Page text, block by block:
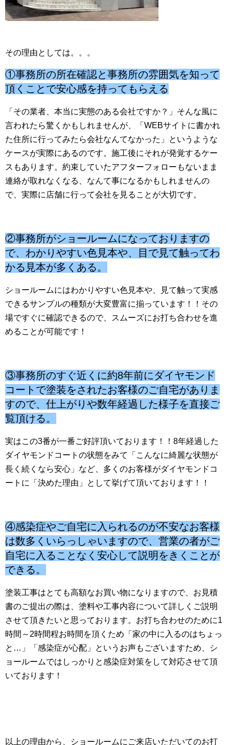
その理由としては。。。
①事務所の所在確認と事務所の雰囲気を知って
頂くことで安心感を持ってもらえる
「その業者、本当に実態のある会社ですか？」そんな風に
言われたら驚くかもしれませんが、「WEBサイトに書かれ
た住所に行ってみたら会社なんてなかった」というような
ケースが実際にあるのです。施工後にそれが発覚するケー
スもあります。約束していたアフターフォローもないまま
連絡が取れなくなる、なんて事になるかもしれませんの
で、実際に店舗に行って会社を見ることが大切です。
②事務所がショールームになっておりますの
で、わかりやすい色見本や、目で見て触ってわ
かる見本が多くある。
ショールームにはわかりやすい色見本や、見て触って実感
できるサンプルの種類が大変豊富に揃っています！！その
場ですぐに確認できるので、スムーズにお打ち合わせを進
めることが可能です！
③事務所のすぐ近くに約8年前にダイヤモンド
コートで塗装をされたお客様のご自宅がありま
すので、仕上がりや数年経過した様子を直接ご
覧頂ける。
実はこの3番が一番ご好評頂いております！！8年経過した
ダイヤモンドコートの状態をみて「こんなに綺麗な状態が
長く続くなら安心」など、多くのお客様がダイヤモンドコ
ートに「決めた理由」として挙げて頂いております！！
④感染症やご自宅に入られるのが不安なお客様
は数多くいらっしゃいますので、営業の者がご
自宅に入ることなく安心して説明をきくことが
できる。
塗装工事はとても高額なお買い物になりますので、お見積
書のご提出の際は、塗料や工事内容について詳しくご説明
させて頂きたいと思っております。お打ち合わせのために1
時間～2時間程お時間を頂くため「家の中に入るのはちょっ
と…」「感染症が心配」というお声もございますため、シ
ョールームではしっかりと感染症対策をして対応させて頂
いております！
以上の理由から、ショールームにご来店いただいてのお打